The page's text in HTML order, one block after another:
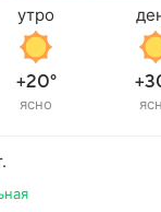
утро
+20°
ясно